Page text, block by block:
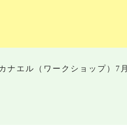
カナエル（ワークショップ）7月